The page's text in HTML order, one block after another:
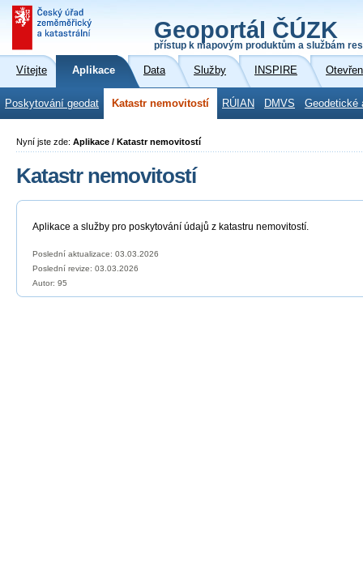
Geoportál ČÚZK
přístup k mapovým produktům a službám
Vítejte Aplikace Data Služby INSPIRE
Poskytování geodat Katastr nemovitostí RÚIAN DMVS Geodetické
Nyní jste zde: Aplikace / Katastr nemovitostí
Katastr nemovitostí
Aplikace a služby pro poskytování údajů z katastru nemovitostí.
Poslední aktualizace: 03.03.2026
Poslední revize: 03.03.2026
Autor: 95